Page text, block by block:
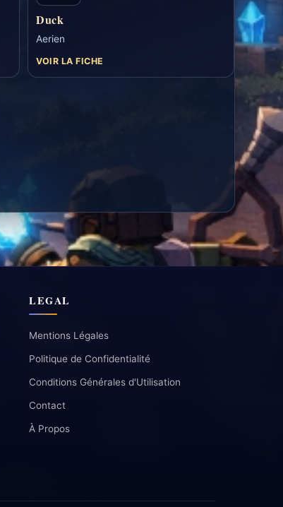
Duck
Aerien
VOIR LA FICHE
LEGAL
Mentions Légales
Politique de Confidentialité
Conditions Générales d'Utilisation
Contact
À Propos